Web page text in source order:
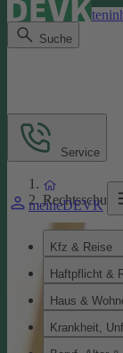
Direkt zum
Suche
meineDEVK
Kfz & Reise
Haftpflicht &
Haus &
Krankheit,
Service